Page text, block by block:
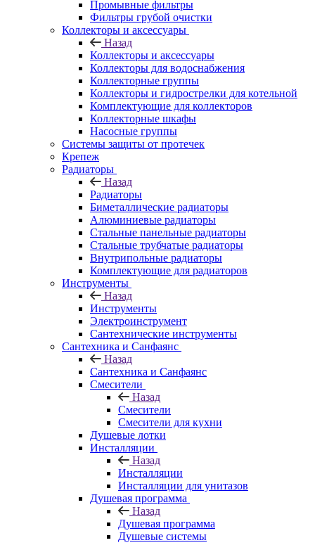
Промывные фильтры
Фильтры грубой очистки
Коллекторы и аксессуары
Назад
Коллекторы и аксессуары
Коллекторы для водоснабжения
Коллекторные группы
Коллекторы и гидрострелки для котельной
Комплектующие для коллекторов
Коллекторные шкафы
Насосные группы
Системы защиты от протечек
Крепеж
Радиаторы
Назад
Радиаторы
Биметаллические радиаторы
Алюминиевые радиаторы
Стальные панельные радиаторы
Стальные трубчатые радиаторы
Внутрипольные радиаторы
Комплектующие для радиаторов
Инструменты
Назад
Инструменты
Электроинструмент
Сантехнические инструменты
Сантехника и Санфаянс
Назад
Сантехника и Санфаянс
Смесители
Назад
Смесители
Смесители для кухни
Душевые лотки
Инсталляции
Назад
Инсталляции
Инсталляции для унитазов
Душевая программа
Назад
Душевая программа
Душевые системы